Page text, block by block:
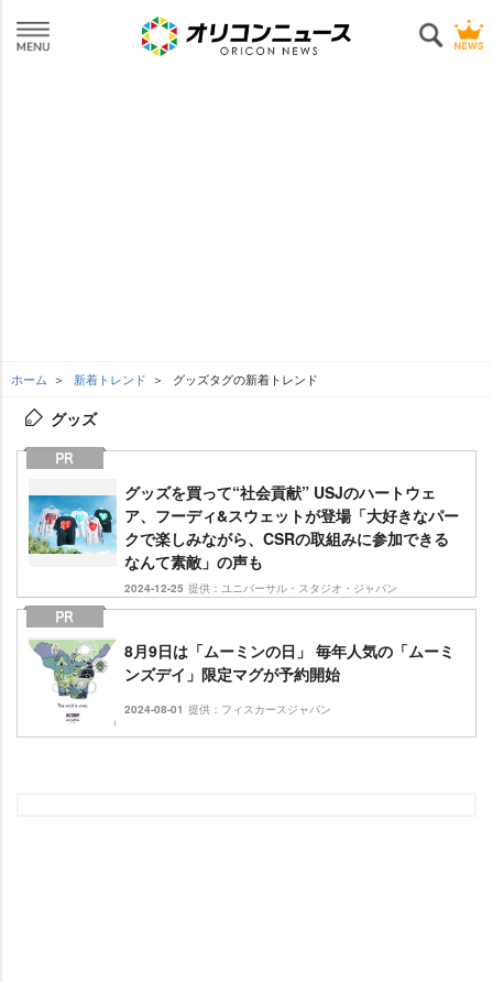
ホーム 新着トレンド グッズタグの新着トレンド
グッズ
グッズを買って“社会貢献” USJのハートウェ
ア、フーディ&スウェットが登場「大好きなパー
クで楽しみながら、CSRの取組みに参加できる
なんて素敵」の声も
2024-12-25 提供：ユニバーサル・スタジオ・ジャパン
8月9日は「ムーミンの日」 毎年人気の「ムーミ
ンズデイ」限定マグが予約開始
2024-08-01 提供：フィスカースジャパン